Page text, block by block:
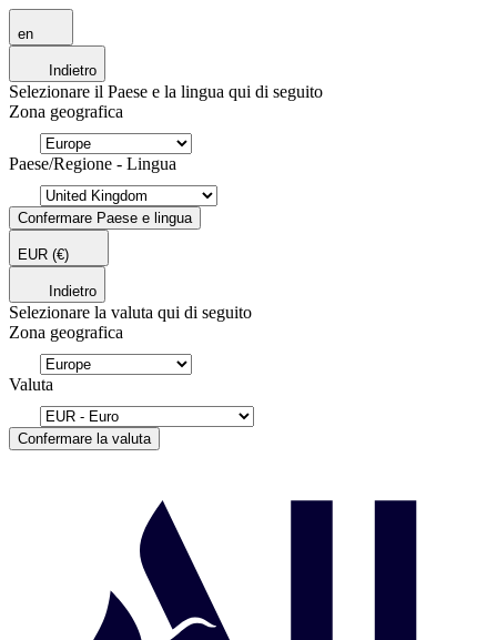
en
Indietro
Selezionare il Paese e la lingua qui di seguito
Zona geografica
Paese/Regione - Lingua
Confermare Paese e lingua
EUR (€)
Indietro
Selezionare la valuta qui di seguito
Zona geografica
Valuta
Confermare la valuta